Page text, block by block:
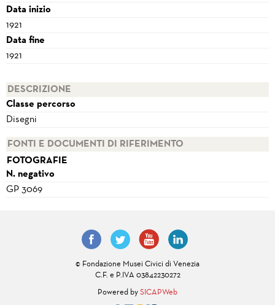
Data inizio
1921
Data fine
1921
DESCRIZIONE
Classe percorso
Disegni
FONTI E DOCUMENTI DI RIFERIMENTO
FOTOGRAFIE
N. negativo
GP 3069
© Fondazione Musei Civici di Venezia
C.F. e P.IVA 03842230272
Powered by SICAPWeb